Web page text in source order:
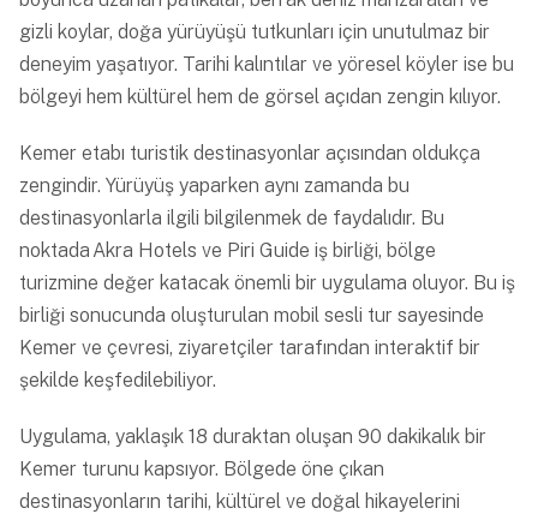
gizli koylar, doğa yürüyüşü tutkunları için unutulmaz bir
deneyim yaşatıyor. Tarihi kalıntılar ve yöresel köyler ise bu
bölgeyi hem kültürel hem de görsel açıdan zengin kılıyor.
Kemer etabı turistik destinasyonlar açısından oldukça
zengindir. Yürüyüş yaparken aynı zamanda bu
destinasyonlarla ilgili bilgilenmek de faydalıdır. Bu
noktada Akra Hotels ve Piri Guide iş birliği, bölge
turizmine değer katacak önemli bir uygulama oluyor. Bu iş
birliği sonucunda oluşturulan mobil sesli tur sayesinde
Kemer ve çevresi, ziyaretçiler tarafından interaktif bir
şekilde keşfedilebiliyor.
Uygulama, yaklaşık 18 duraktan oluşan 90 dakikalık bir
Kemer turunu kapsıyor. Bölgede öne çıkan
destinasyonların tarihi, kültürel ve doğal hikayelerini